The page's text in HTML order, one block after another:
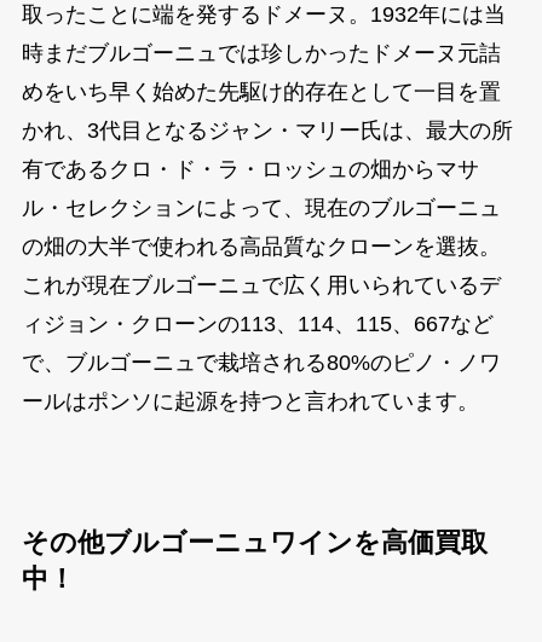
取ったことに端を発するドメーヌ。1932年には当
時まだブルゴーニュでは珍しかったドメーヌ元詰
めをいち早く始めた先駆け的存在として一目を置
かれ、3代目となるジャン・マリー氏は、最大の所
有であるクロ・ド・ラ・ロッシュの畑からマサ
ル・セレクションによって、現在のブルゴーニュ
の畑の大半で使われる高品質なクローンを選抜。
これが現在ブルゴーニュで広く用いられているデ
ィジョン・クローンの113、114、115、667など
で、ブルゴーニュで栽培される80%のピノ・ノワ
ールはポンソに起源を持つと言われています。
その他ブルゴーニュワインを高価買取
中！